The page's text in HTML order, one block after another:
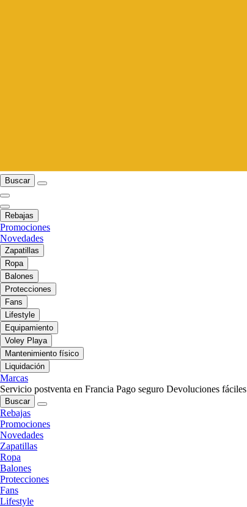
Buscar
Rebajas
Promociones
Novedades
Zapatillas
Ropa
Balones
Protecciones
Fans
Lifestyle
Equipamiento
Voley Playa
Mantenimiento físico
Liquidación
Marcas
Servicio postventa en Francia Pago seguro Devoluciones fáciles
Buscar
Rebajas
Promociones
Novedades
Zapatillas
Ropa
Balones
Protecciones
Fans
Lifestyle